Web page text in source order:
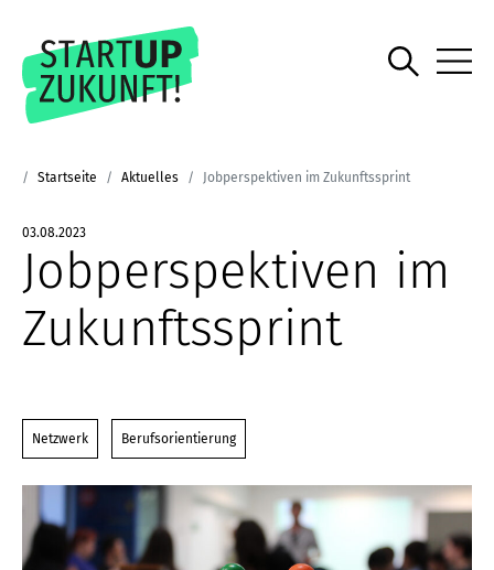
Startseite Aktuelles Jobperspektiven im Zukunftssprint
03.08.2023
Jobperspektiven im
Zukunftssprint
Netzwerk Berufsorientierung